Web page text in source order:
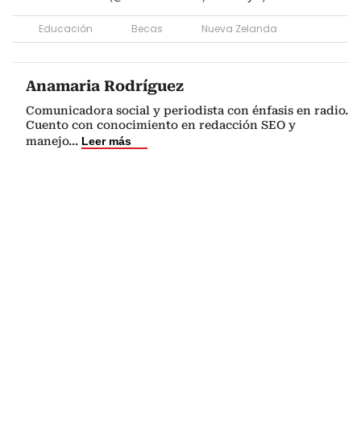
Educación Becas Nueva Zelanda
Anamaria Rodríguez
Comunicadora social y periodista con énfasis en radio.
Cuento con conocimiento en redacción SEO y
manejo... Leer más